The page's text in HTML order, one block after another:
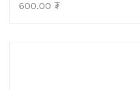
600.00 ₮